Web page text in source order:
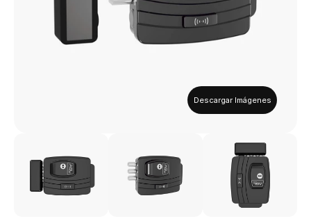
Descargar Imágenes